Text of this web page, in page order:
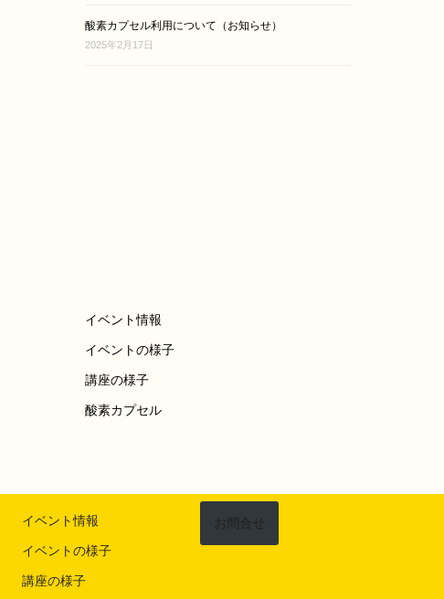
酸素カプセル利用について（お知らせ）
2025年2月17日
イベント情報
イベントの様子
講座の様子
酸素カプセル
イベント情報
イベントの様子
講座の様子